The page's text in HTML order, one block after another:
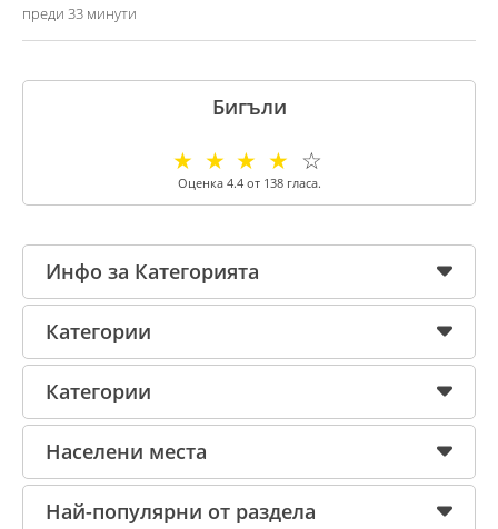
преди 33 минути
Бигъли
☆
☆
☆
☆
☆
Оценка 4.4от 138гласа.
Инфо за Категорията
Категории
Категории
Населени места
Най-популярни от раздела